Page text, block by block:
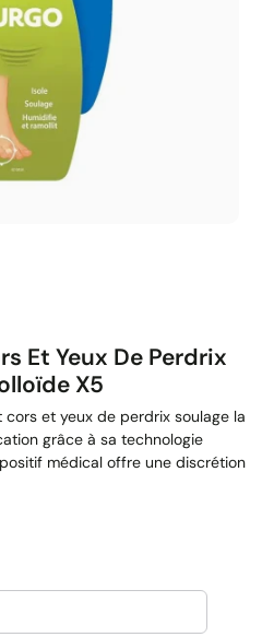
Et Yeux De Perdrix
X5
et yeux de perdrix soulage la
grâce à sa technologie
médical offre une discrétion